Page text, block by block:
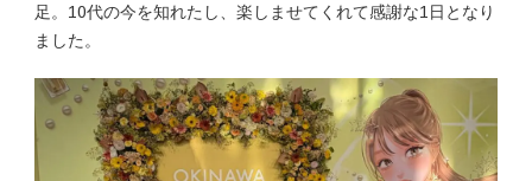
足。10代の今を知れたし、楽しませてくれて感謝な1日となり
ました。